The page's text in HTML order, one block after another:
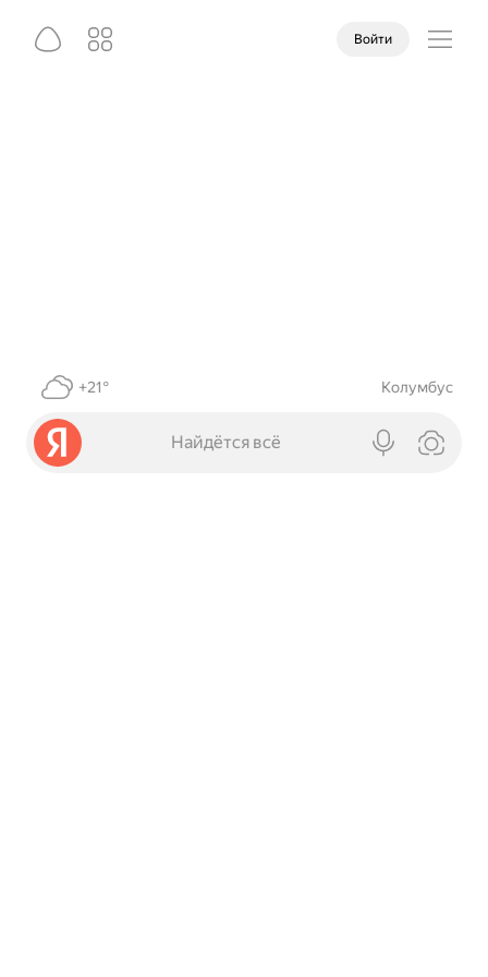
Войти
+21° Колумбус
Найдётся всё